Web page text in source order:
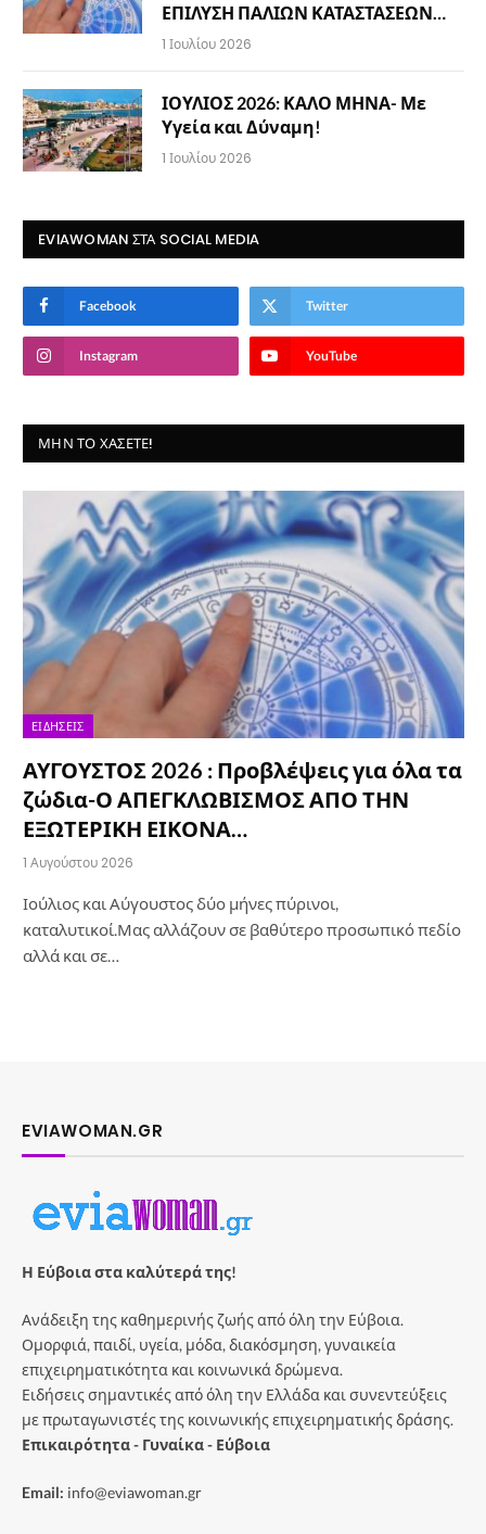
ΕΠΙΛΥΣΗ ΠΑΛΙΩΝ ΚΑΤΑΣΤΑΣΕΩΝ…
1 Ιουλίου 2026
ΙΟΥΛΙΟΣ 2026: ΚΑΛΟ ΜΗΝΑ- Με
Υγεία και Δύναμη!
1 Ιουλίου 2026
EVIAWOMAN ΣΤΑ SOCIAL MEDIA
Facebook Twitter
Instagram YouTube
ΜΗΝ ΤΟ ΧΆΣΕΤΕ!
ΕΙΔΉΣΕΙΣ
ΑΥΓΟΥΣΤΟΣ 2026 : Προβλέψεις για όλα τα
ζώδια-Ο ΑΠΕΓΚΛΩΒΙΣΜΟΣ ΑΠΟ ΤΗΝ
ΕΞΩΤΕΡΙΚΗ ΕΙΚΟΝΑ…
1 Αυγούστου 2026
Ιούλιος και Αύγουστος δύο μήνες πύρινοι,
καταλυτικοί.Μας αλλάζουν σε βαθύτερο προσωπικό πεδίο
αλλά και σε…
EVIAWOMAN.GR
Η Εύβοια στα καλύτερά της!
Ανάδειξη της καθημερινής ζωής από όλη την Εύβοια.
Ομορφιά, παιδί, υγεία, μόδα, διακόσμηση, γυναικεία
επιχειρηματικότητα και κοινωνικά δρώμενα.
Ειδήσεις σημαντικές από όλη την Ελλάδα και συνεντεύξεις
με πρωταγωνιστές της κοινωνικής επιχειρηματικής δράσης.
Επικαιρότητα - Γυναίκα - Εύβοια
Email: info@eviawoman.gr